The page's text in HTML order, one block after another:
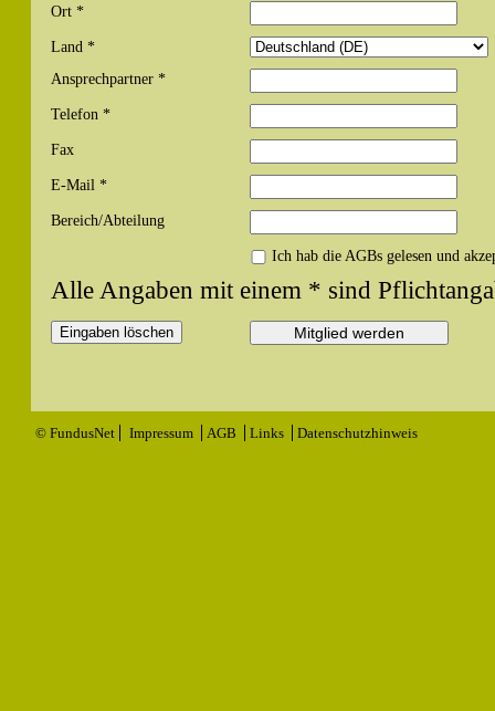
Ort *
Land *
Ansprechpartner *
Telefon *
Fax
E-Mail *
Bereich/Abteilung
Ich hab die AGBs gelesen und
Alle Angaben mit einem * sind
© FundusNet Impressum AGB Links Datenschutzhinweis